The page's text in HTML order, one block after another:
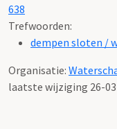
638
Trefwoorden:
dempen sloten /
Organisatie:
laatste wijziging 26-